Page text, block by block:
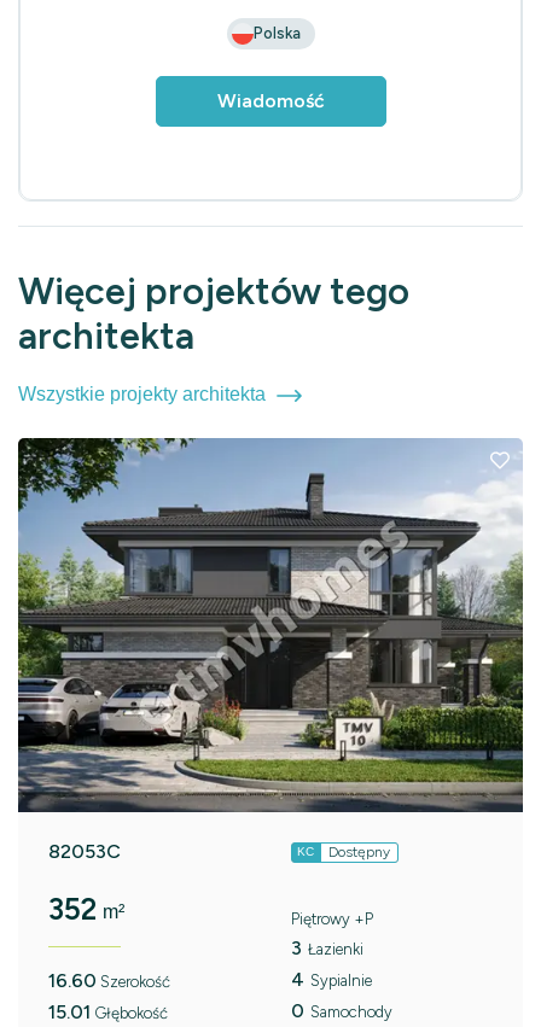
Polska
Wiadomość
Więcej projektów tego
architekta
Wszystkie projekty architekta
82053C KC Dostępny
352 m²
16.60 Szerokość
15.01 Głębokość
Piętrowy +P
3 Łazienki
4 Sypialnie
0 Samochody